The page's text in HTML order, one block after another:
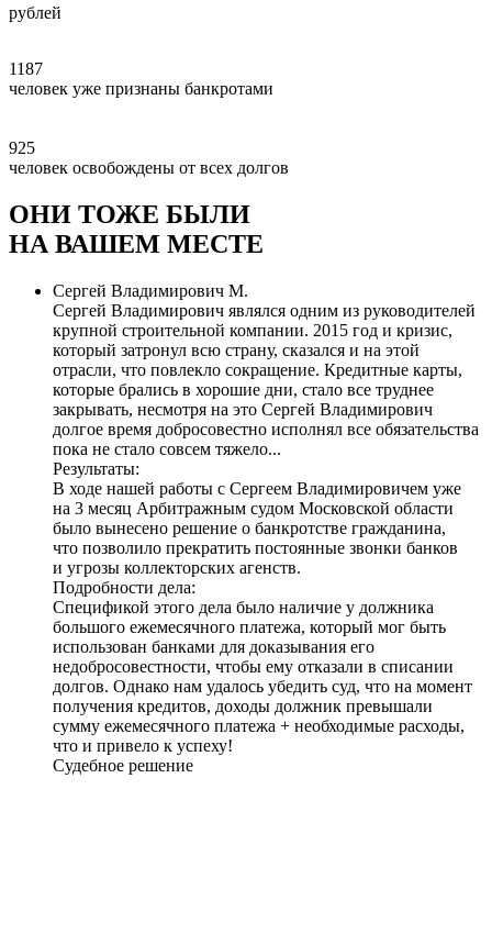
рублей
1187
человек уже признаны банкротами
925
человек освобождены от всех долгов
ОНИ ТОЖЕ БЫЛИ
НА ВАШЕМ МЕСТЕ
Сергей Владимирович М.
Сергей Владимирович являлся одним из руководителей
крупной строительной компании. 2015 год и кризис,
который затронул всю страну, сказался и на этой
отрасли, что повлекло сокращение. Кредитные карты,
которые брались в хорошие дни, стало все труднее
закрывать, несмотря на это Сергей Владимирович
долгое время добросовестно исполнял все обязательства
пока не стало совсем тяжело...
Результаты:
В ходе нашей работы с Сергеем Владимировичем уже
на 3 месяц Арбитражным судом Московской области
было вынесено решение о банкротстве гражданина,
что позволило прекратить постоянные звонки банков
и угрозы коллекторских агенств.
Подробности дела:
Спецификой этого дела было наличие у должника
большого ежемесячного платежа, который мог быть
использован банками для доказывания его
недобросовестности, чтобы ему отказали в списании
долгов. Однако нам удалось убедить суд, что на момент
получения кредитов, доходы должник превышали
сумму ежемесячного платежа + необходимые расходы,
что и привело к успеху!
Судебное решение